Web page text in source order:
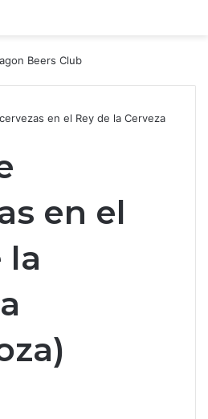
en el Rey de la Cerveza
en el
la